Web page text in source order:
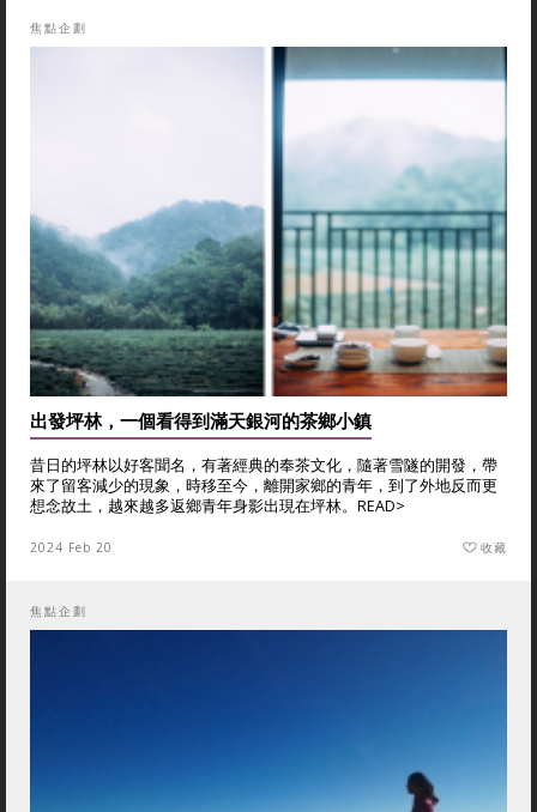
焦點企劃
出發坪林，一個看得到滿天銀河的茶鄉小鎮
昔日的坪林以好客聞名，有著經典的奉茶文化，隨著雪隧的開發，帶
來了留客減少的現象，時移至今，離開家鄉的青年，到了外地反而更
想念故土，越來越多返鄉青年身影出現在坪林。 READ>
2024 Feb 20 收藏
焦點企劃